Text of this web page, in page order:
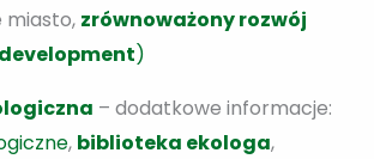
miasto, zrównoważony rozwój
)
– dodatkowe informacje:
, biblioteka ekologa,